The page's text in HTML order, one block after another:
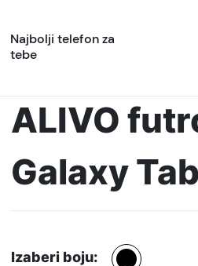
Najbolji telefon za
tebe
ALIVO
Galaxy
Izaberi boju: